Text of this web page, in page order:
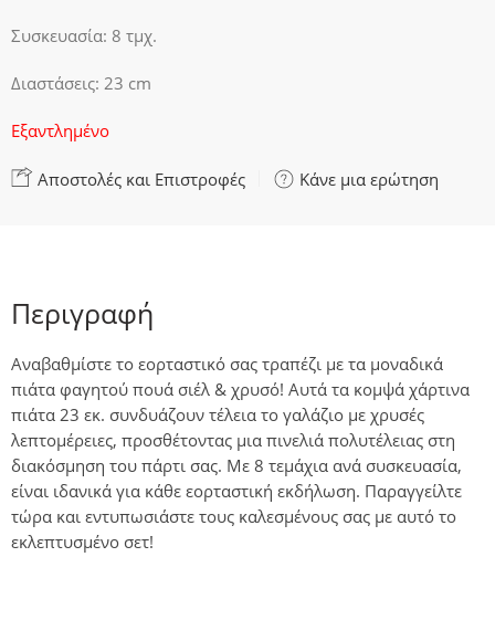
Συσκευασία: 8 τμχ.
Διαστάσεις: 23 cm
Εξαντλημένο
Αποστολές και Επιστροφές Κάνε μια ερώτηση
Περιγραφή
Αναβαθμίστε το εορταστικό σας τραπέζι με τα μοναδικά
πιάτα φαγητού πουά σιέλ & χρυσό! Αυτά τα κομψά χάρτινα
πιάτα 23 εκ. συνδυάζουν τέλεια το γαλάζιο με χρυσές
λεπτομέρειες, προσθέτοντας μια πινελιά πολυτέλειας στη
διακόσμηση του πάρτι σας. Με 8 τεμάχια ανά συσκευασία,
είναι ιδανικά για κάθε εορταστική εκδήλωση. Παραγγείλτε
τώρα και εντυπωσιάστε τους καλεσμένους σας με αυτό το
εκλεπτυσμένο σετ!